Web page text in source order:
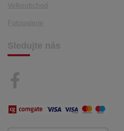
Velkoobchod
Fotogalerie
Sledujte nás